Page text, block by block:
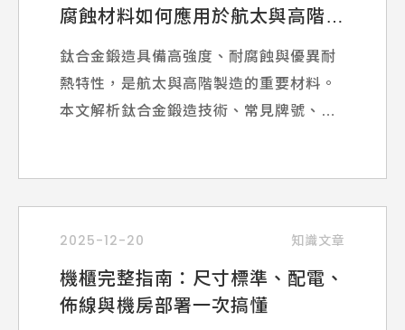
腐蝕材料如何應用於航太與高階製
鈦合金鍛造具備高強度、耐腐蝕與優異耐
熱特性，是航太與高階製造的重要材料。
本文解析鈦合金鍛造技術、常見牌號、應
2025-12-20 知識文章
機櫃完整指南：尺寸標準、配電、
佈線與機房部署一次搞懂